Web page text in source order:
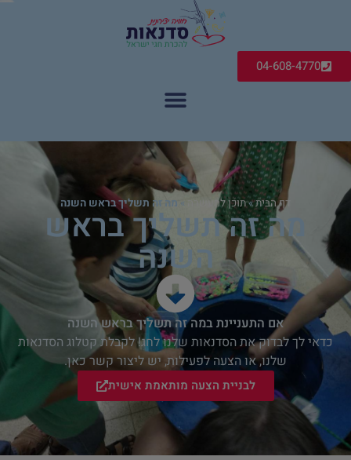
04-608-4770
דף הבית»תוכן להעשרה » מה זה תשליך בראש השנה
מה זה תשליך בראש
השנה
אם התעניינת במה זה תשליך בראש השנה
כדאי לך לבדוק את הסדנאות שלנו לחג! לקבלת קטלוג הסדנאות
שלנו, או הצעה לפעילות, יש ליצור קשר כאן.
לבניית הצעה מותאמת אישית